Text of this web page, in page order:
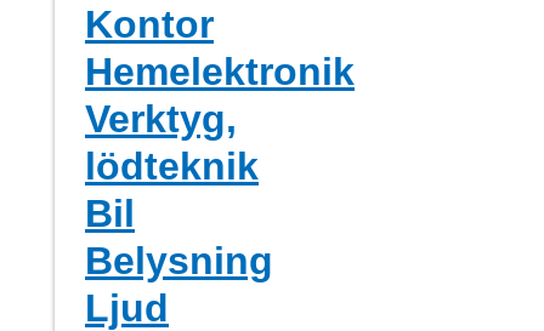
Kontor
Hemelektronik
Verktyg,
lödteknik
Bil
Belysning
Ljud